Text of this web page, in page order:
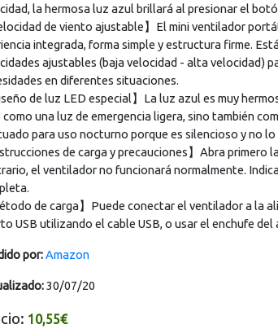
la hermosa luz azul brillará al presionar el
de viento ajustable】El mini ventilador
integrada, forma simple y estructura firme.
ajustables (baja velocidad - alta velocidad)
en diferentes situaciones.
de luz LED especial】La luz azul es muy
una luz de emergencia ligera, sino también
para uso nocturno porque es silencioso y no
de carga y precauciones】Abra primero
el ventilador no funcionará normalmente.
de carga】Puede conectar el ventilador a la
USB utilizando el cable USB, o usar el enchufe
por:Amazon
30/07/20
10,55€